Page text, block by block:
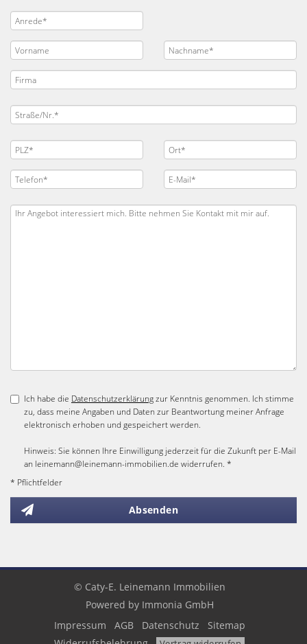
Ich habe die Datenschutzerklärungzur Kenntnis genommen. Ich stimme
zu, dass meine Angaben und Daten zur Beantwortung meiner Anfrage
elektronisch erhoben und gespeichert werden.
Hinweis: Sie können Ihre Einwilligung jederzeit für die Zukunft per E-Mail
an leinemann@leinemann-immobilien.de widerrufen. *
* Pflichtfelder
Absenden
© Caty-E. Leinemann Immobilien
Powered by Immonia GmbH
Impressum
AGB Datenschutz
Sitemap